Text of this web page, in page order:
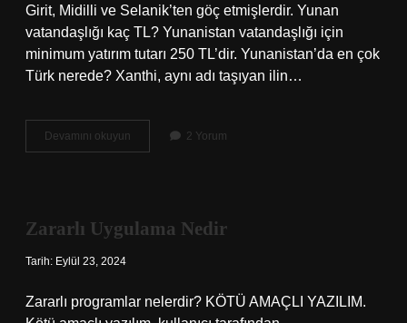
Girit, Midilli ve Selanik’ten göç etmişlerdir. Yunan
vatandaşlığı kaç TL? Yunanistan vatandaşlığı için
minimum yatırım tutarı 250 TL’dir. Yunanistan’da en çok
Türk nerede? Xanthi, aynı adı taşıyan ilin…
Devamını okuyun
Göçmeni
2 Yorum
Zararlı Uygulama Nedir
Tarih: Eylül 23, 2024
Zararlı programlar nelerdir? KÖTÜ AMAÇLI YAZILIM.